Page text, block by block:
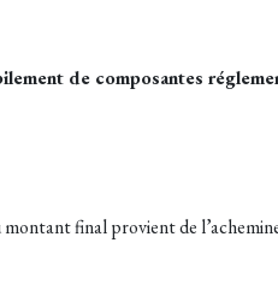
de composantes
final provient de